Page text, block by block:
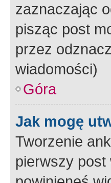
zaznaczając
pisząc post
przez
wiadomości)
Góra
Jak mogę
Tworzenie
pierwszy post